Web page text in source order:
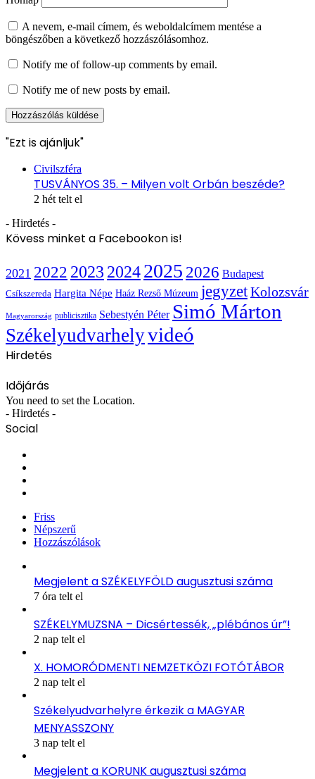
A nevem, e-mail címem, és weboldalcímem mentése a
böngészőben a következő hozzászólásomhoz.
Notify me of follow-up comments by email.
Notify me of new posts by email.
"Ezt is ajánljuk"
Civilszféra
TUSVÁNYOS 35. – Milyen volt Orbán beszéde?
2 hét telt el
- Hirdetés -
Kövess minket a Facebookon is!
2021 2022 2023 20242025 2026 Budapest
Csíkszereda Hargita Népe Haáz Rezső Múzeum jegyzetKolozsvár
Magyarország publicisztika Sebestyén Péter Simó Márton
Székelyudvarhelyvideó
Hirdetés
Időjárás
You need to set the Location.
- Hirdetés -
Social
Friss
Népszerű
Hozzászólások
Megjelent a SZÉKELYFÖLD augusztusi száma
7 óra telt el
SZÉKELYMUZSNA – Dicsértessék, „plébános úr”!
2 nap telt el
X. HOMORÓDMENTI NEMZETKÖZI FOTÓTÁBOR
2 nap telt el
Székelyudvarhelyre érkezik a MAGYAR
MENYASSZONY
3 nap telt el
Megjelent a KORUNK augusztusi száma